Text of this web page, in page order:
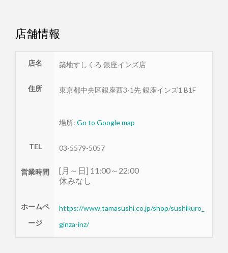
店舗情報
店名 築地すしくろ 銀座インズ店
住所 東京都中央区銀座西3-1先 銀座インズ1 B1F
場所: Go to Google map
TEL 03-5579-5057
営業時間
[月～日] 11:00～22:00
休みなし
ホームペ
ージ
https://www.tamasushi.co.jp/shop/sushikuro_
ginza-inz/